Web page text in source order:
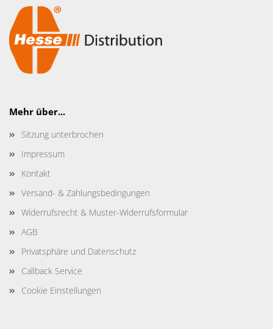
Mehr über...
Sitzung unterbrochen
Impressum
Kontakt
Versand- & Zahlungsbedingungen
Widerrufsrecht & Muster-Widerrufsformular
AGB
Privatsphäre und Datenschutz
Callback Service
Cookie Einstellungen